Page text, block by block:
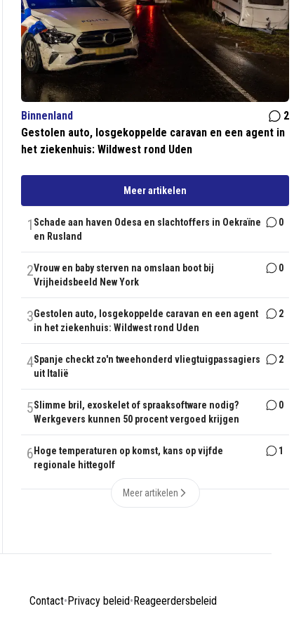
Binnenland
2
Gestolen auto, losgekoppelde caravan en een agent in
het ziekenhuis: Wildwest rond Uden
Meer artikelen
1 Schade aan haven Odesa en slachtoffers in Oekraïne
en Rusland
0
2Vrouw en baby sterven na omslaan boot bij
Vrijheidsbeeld New York
0
3Gestolen auto, losgekoppelde caravan en een agent
in het ziekenhuis: Wildwest rond Uden
2
4Spanje checkt zo'n tweehonderd vliegtuigpassagiers
uit Italië
2
5Slimme bril, exoskelet of spraaksoftware nodig?
Werkgevers kunnen 50 procent vergoed krijgen
0
6 Hoge temperaturen op komst, kans op vijfde
regionale hittegolf
1
Meer artikelen
Contact• Privacy beleid• Reageerdersbeleid